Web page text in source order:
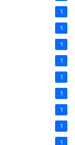
1
1
1
1
1
1
1
1
1